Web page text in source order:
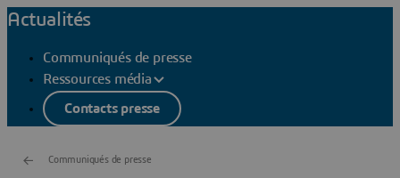
Actualités
Communiqués de presse
Ressources média
Contacts presse
Communiqués de presse